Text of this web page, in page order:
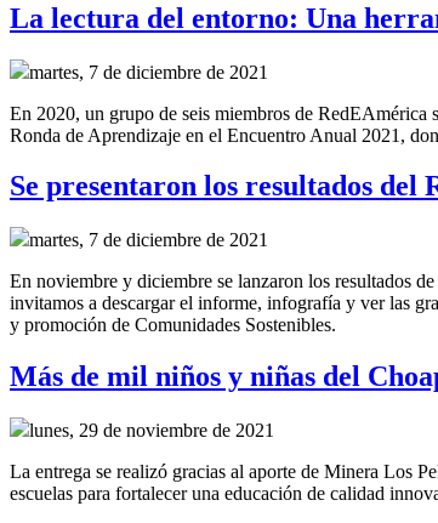
La lectura del entorno: Una
martes, 7 de diciembre de 2021
En 2020, un grupo de seis miembros de RedEAmérica
Ronda de Aprendizaje en el Encuentro Anual 2021,
Se presentaron los resultados
martes, 7 de diciembre de 2021
En noviembre y diciembre se lanzaron los resultados
invitamos a descargar el informe, infografía y ver las
y promoción de Comunidades Sostenibles.
Más de mil niños y niñas del
lunes, 29 de noviembre de 2021
La entrega se realizó gracias al aporte de Minera Los
escuelas para fortalecer una educación de calidad